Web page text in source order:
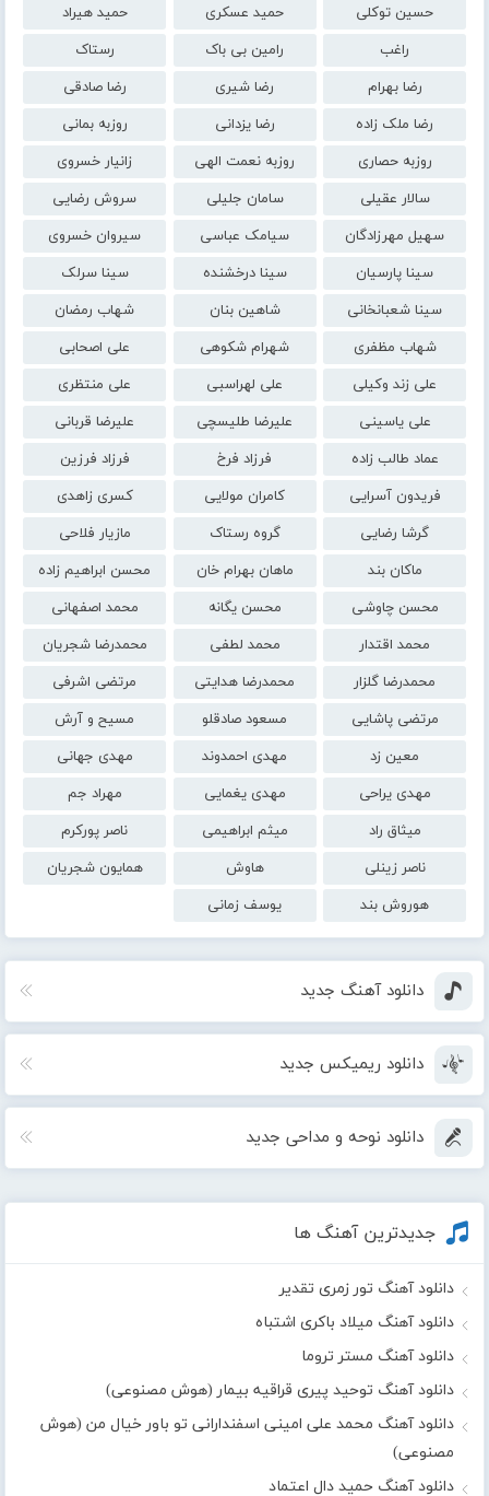
حسین توکلی
حمید عسکری
حمید هیراد
راغب
رامین بی باک
رستاک
رضا بهرام
رضا شیری
رضا صادقی
رضا ملک زاده
رضا یزدانی
روزبه بمانی
روزبه حصاری
روزبه نعمت الهی
زانیار خسروی
سالار عقیلی
سامان جلیلی
سروش رضایی
سهیل مهرزادگان
سیامک عباسی
سیروان خسروی
سینا پارسیان
سینا درخشنده
سینا سرلک
سینا شعبانخانی
شاهین بنان
شهاب رمضان
شهاب مظفری
شهرام شکوهی
علی اصحابی
علی زند وکیلی
علی لهراسبی
علی منتظری
علی یاسینی
علیرضا طلیسچی
علیرضا قربانی
عماد طالب زاده
فرزاد فرخ
فرزاد فرزین
فریدون آسرایی
کامران مولایی
کسری زاهدی
گرشا رضایی
گروه رستاک
مازیار فلاحی
ماکان بند
ماهان بهرام خان
محسن ابراهیم زاده
محسن چاوشی
محسن یگانه
محمد اصفهانی
محمد اقتدار
محمد لطفی
محمدرضا شجریان
محمدرضا گلزار
محمدرضا هدایتی
مرتضی اشرفی
مرتضی پاشایی
مسعود صادقلو
مسیح و آرش
معین زد
مهدی احمدوند
مهدی جهانی
مهدی یراحی
مهدی یغمایی
مهراد جم
میثاق راد
میثم ابراهیمی
ناصر پورکرم
ناصر زینلی
هاوش
همایون شجریان
هوروش بند
یوسف زمانی
دانلود آهنگ جدید
دانلود ریمیکس جدید
دانلود نوحه و مداحی جدید
جدیدترین آهنگ ها
دانلود آهنگ تور زمری تقدیر
دانلود آهنگ میلاد باکری اشتباه
دانلود آهنگ مستر تروما
دانلود آهنگ توحید پیری قراقیه بیمار (هوش مصنوعی)
دانلود آهنگ محمد علی امینی اسفندارانی تو باور خیال من (هوش
مصنوعی)
دانلود آهنگ حمید دال اعتماد